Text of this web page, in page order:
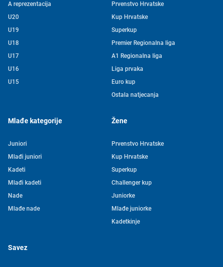
A reprezentacija
U20
U19
U18
U17
U16
U15
Prvenstvo Hrvatske
Kup Hrvatske
Superkup
Premier Regionalna liga
A1 Regionalna liga
Liga prvaka
Euro kup
Ostala natjecanja
Mlađe kategorije
Juniori
Mlađi juniori
Kadeti
Mlađi kadeti
Nade
Mlađe nade
Žene
Prvenstvo Hrvatske
Kup Hrvatske
Superkup
Challenger kup
Juniorke
Mlađe juniorke
Kadetkinje
Savez